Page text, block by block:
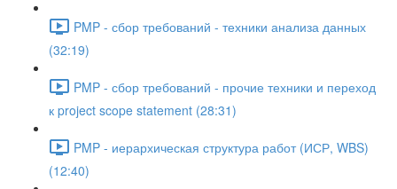
PMP - сбор требований - техники анализа данных
(32:19)
PMP - сбор требований - прочие техники и переход
к project scope statement (28:31)
PMP - иерархическая структура работ (ИСР, WBS)
(12:40)